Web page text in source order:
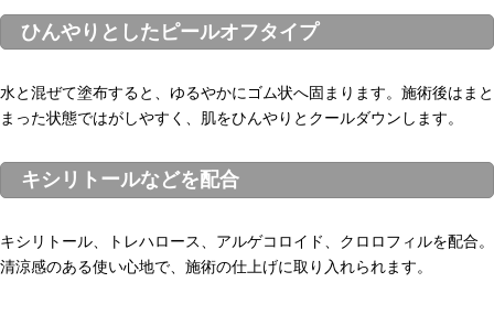
ひんやりとしたピールオフタイプ
水と混ぜて塗布すると、ゆるやかにゴム状へ固まります。施術後はまと
まった状態ではがしやすく、肌をひんやりとクールダウンします。
キシリトールなどを配合
キシリトール、トレハロース、アルゲコロイド、クロロフィルを配合。
清涼感のある使い心地で、施術の仕上げに取り入れられます。